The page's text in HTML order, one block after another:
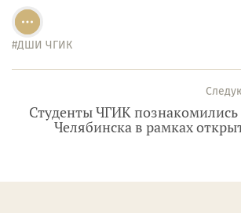
#ДШИ ЧГИК
Студенты ЧГИК познакомились
Челябинска в рамках